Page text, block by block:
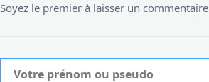
Soyez le premier à laisser un commentaire